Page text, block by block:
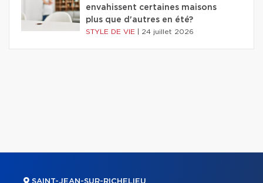
envahissent certaines maisons
plus que d'autres en été?
STYLE DE VIE 24 juillet 2026
SAINT-JEAN-SUR-RICHELIEU